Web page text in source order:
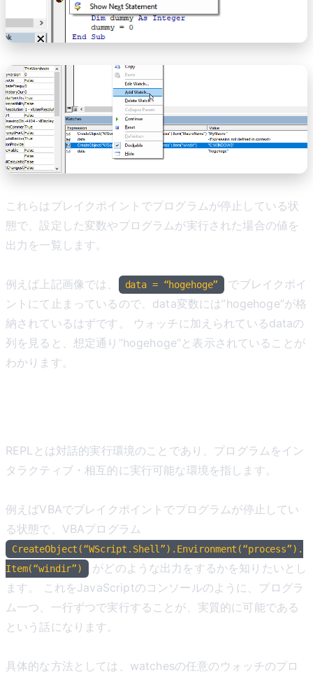
これらはブレイクポイントでプログラムが停止している状
態で、設定した変数やプログラムが実行された場合の値を
出力を一覧します。
例えば上記画像では、 data = “hogehoge”
でブレイクポイ
ントにて止まっているので、data変数には”hogehoge”が格
納されているはずです。 ウォッチに加えられているdataの
列を見ると、想定通り”hogehoge”と表示されていることが
わかります。
REPLとは対話的実行環境のことであり、プログラムをイン
タラクティブ・相互的に実行可能な環境を指します。
例えばVBAでブレイクポイントでプログラムが停止してい
る状態で、VBAプログラム
CreateObject(“WScript.Shell”).Environment(“process”).
Item(“windir”)
がどのような出力をするかを知りたいとし
ます。 これをJavaScriptのコンソールのように、プログラ
ム一つ、一行ずつで実行することが、実質的に可能である
という話になります。
具体的な方法としては、watchesの任意のウォッチのプロ